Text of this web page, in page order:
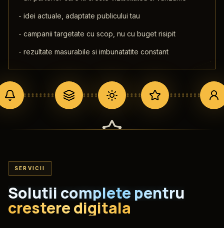
- idei actuale, adaptate publicului tau
- campanii targetate cu scop, nu cu buget risipit
- rezultate masurabile si imbunatatite constant
AI ne ajuta foarte mult in ziua de astazi, dar
continutul trebuie sa fie cald si profesional
pentru incredere deplina.
SERVICII
Solutii complete pentru
crestere digitala